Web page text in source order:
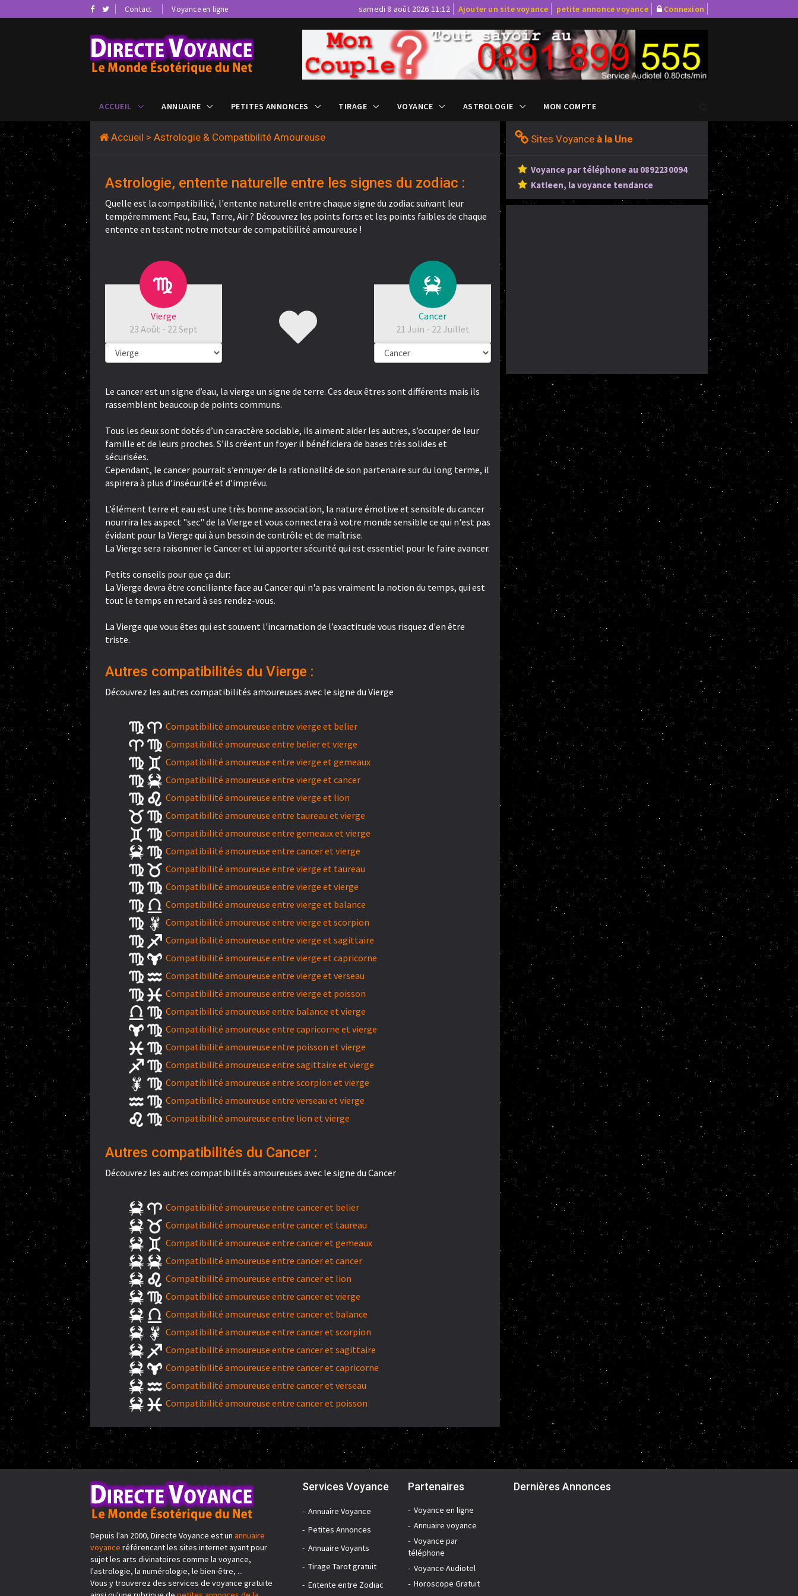
Contact Voyance en ligne samedi 8 août 2026 11:12 Ajouter un site voyance petite annonce voyance Connexion
ACCUEIL ANNUAIRE PETITES ANNONCES TIRAGE VOYANCE ASTROLOGIE MON COMPTE
Accueil > Astrologie & Compatibilité Amoureuse
Astrologie, entente naturelle entre les signes du zodiac :
Quelle est la compatibilité, l'entente naturelle entre chaque signe du zodiac suivant leur
tempéremment Feu, Eau, Terre, Air ? Découvrez les points forts et les points faibles de chaque
entente en testant notre moteur de compatibilité amoureuse !
Vierge
23 Août - 22 Sept
Cancer
21 Juin - 22 Juillet
Le cancer est un signe d’eau, la vierge un signe de terre. Ces deux êtres sont différents mais ils
rassemblent beaucoup de points communs.
Tous les deux sont dotés d’un caractère sociable, ils aiment aider les autres, s’occuper de leur
famille et de leurs proches. S’ils créent un foyer il bénéficiera de bases très solides et
sécurisées.
Cependant, le cancer pourrait s’ennuyer de la rationalité de son partenaire sur du long terme, il
aspirera à plus d’insécurité et d’imprévu.
L’élément terre et eau est une très bonne association, la nature émotive et sensible du cancer
nourrira les aspect "sec" de la Vierge et vous connectera à votre monde sensible ce qui n'est pas
évidant pour la Vierge qui à un besoin de contrôle et de maîtrise.
La Vierge sera raisonner le Cancer et lui apporter sécurité qui est essentiel pour le faire avancer.
Petits conseils pour que ça dur:
La Vierge devra être conciliante face au Cancer qui n'a pas vraiment la notion du temps, qui est
tout le temps en retard à ses rendez-vous.
La Vierge que vous êtes qui est souvent l'incarnation de l’exactitude vous risquez d'en être
triste.
Autres compatibilités du Vierge :
Découvrez les autres compatibilités amoureuses avec le signe du Vierge
Compatibilité amoureuse entre vierge et belier
Compatibilité amoureuse entre belier et vierge
Compatibilité amoureuse entre vierge et gemeaux
Compatibilité amoureuse entre vierge et cancer
Compatibilité amoureuse entre vierge et lion
Compatibilité amoureuse entre taureau et vierge
Compatibilité amoureuse entre gemeaux et vierge
Compatibilité amoureuse entre cancer et vierge
Compatibilité amoureuse entre vierge et taureau
Compatibilité amoureuse entre vierge et vierge
Compatibilité amoureuse entre vierge et balance
Compatibilité amoureuse entre vierge et scorpion
Compatibilité amoureuse entre vierge et sagittaire
Compatibilité amoureuse entre vierge et capricorne
Compatibilité amoureuse entre vierge et verseau
Compatibilité amoureuse entre vierge et poisson
Compatibilité amoureuse entre balance et vierge
Compatibilité amoureuse entre capricorne et vierge
Compatibilité amoureuse entre poisson et vierge
Compatibilité amoureuse entre sagittaire et vierge
Compatibilité amoureuse entre scorpion et vierge
Compatibilité amoureuse entre verseau et vierge
Compatibilité amoureuse entre lion et vierge
Autres compatibilités du Cancer :
Découvrez les autres compatibilités amoureuses avec le signe du Cancer
Compatibilité amoureuse entre cancer et belier
Compatibilité amoureuse entre cancer et taureau
Compatibilité amoureuse entre cancer et gemeaux
Compatibilité amoureuse entre cancer et cancer
Compatibilité amoureuse entre cancer et lion
Compatibilité amoureuse entre cancer et vierge
Compatibilité amoureuse entre cancer et balance
Compatibilité amoureuse entre cancer et scorpion
Compatibilité amoureuse entre cancer et sagittaire
Compatibilité amoureuse entre cancer et capricorne
Compatibilité amoureuse entre cancer et verseau
Compatibilité amoureuse entre cancer et poisson
Sites Voyance à la Une
Voyance par téléphone au 0892230094
Katleen, la voyance tendance
Depuis l'an 2000, Directe Voyance est un annuaire
voyance référencant les sites internet ayant pour
sujet les arts divinatoires comme la voyance,
l'astrologie, la numérologie, le bien-être, ...
Vous y trouverez des services de voyance gratuite
Services Voyance
Annuaire Voyance
Petites Annonces
Annuaire Voyants
Tirage Tarot gratuit
Entente entre Zodiac
Partenaires
Voyance en ligne
Annuaire voyance
Voyance par
téléphone
Voyance Audiotel
Horoscope Gratuit
Dernières Annonces